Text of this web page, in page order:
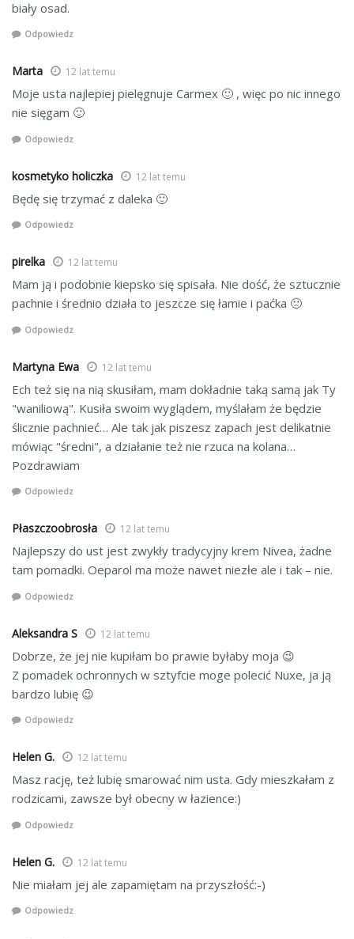
biały osad.
Odpowiedz
Marta 12 lat temu
Moje usta najlepiej pielęgnuje Carmex 🙂 , więc po nic innego
nie sięgam 🙂
Odpowiedz
kosmetyko holiczka 12 lat temu
Będę się trzymać z daleka 🙂
Odpowiedz
pirelka 12 lat temu
Mam ją i podobnie kiepsko się spisała. Nie dość, że sztucznie
pachnie i średnio działa to jeszcze się łamie i paćka 🙁
Odpowiedz
Martyna Ewa 12 lat temu
Ech też się na nią skusiłam, mam dokładnie taką samą jak Ty
"waniliową". Kusiła swoim wyglądem, myślałam że będzie
ślicznie pachnieć… Ale tak jak piszesz zapach jest delikatnie
mówiąc "średni", a działanie też nie rzuca na kolana…
Pozdrawiam
Odpowiedz
Płaszczoobrosła 12 lat temu
Najlepszy do ust jest zwykły tradycyjny krem Nivea, żadne
tam pomadki. Oeparol ma może nawet niezłe ale i tak – nie.
Odpowiedz
Aleksandra S 12 lat temu
Dobrze, że jej nie kupiłam bo prawie byłaby moja 😉
Z pomadek ochronnych w sztyfcie moge polecić Nuxe, ja ją
bardzo lubię 😉
Odpowiedz
Helen G. 12 lat temu
Masz rację, też lubię smarować nim usta. Gdy mieszkałam z
rodzicami, zawsze był obecny w łazience:)
Odpowiedz
Helen G. 12 lat temu
Nie miałam jej ale zapamiętam na przyszłość:-)
Odpowiedz